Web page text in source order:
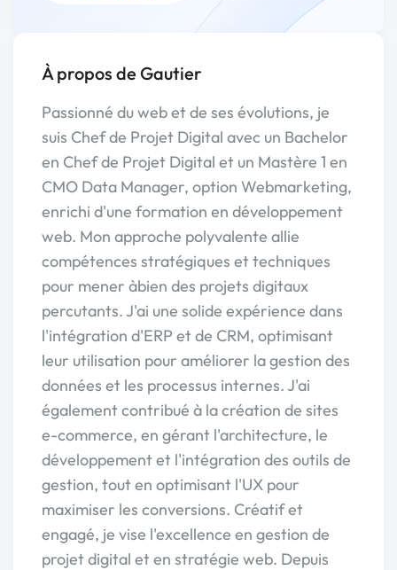
À propos de Gautier
Passionné du web et de ses évolutions, je
suis Chef de Projet Digital avec un Bachelor
en Chef de Projet Digital et un Mastère 1 en
CMO Data Manager, option Webmarketing,
enrichi d'une formation en développement
web. Mon approche polyvalente allie
compétences stratégiques et techniques
pour mener àbien des projets digitaux
percutants. J'ai une solide expérience dans
l'intégration d'ERP et de CRM, optimisant
leur utilisation pour améliorer la gestion des
données et les processus internes. J'ai
également contribué à la création de sites
e-commerce, en gérant l'architecture, le
développement et l'intégration des outils de
gestion, tout en optimisant l'UX pour
maximiser les conversions. Créatif et
engagé, je vise l'excellence en gestion de
projet digital et en stratégie web. Depuis